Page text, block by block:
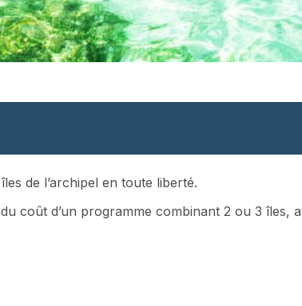
de l’archipel en toute liberté.
coût d’un programme combinant 2 ou 3 îles,